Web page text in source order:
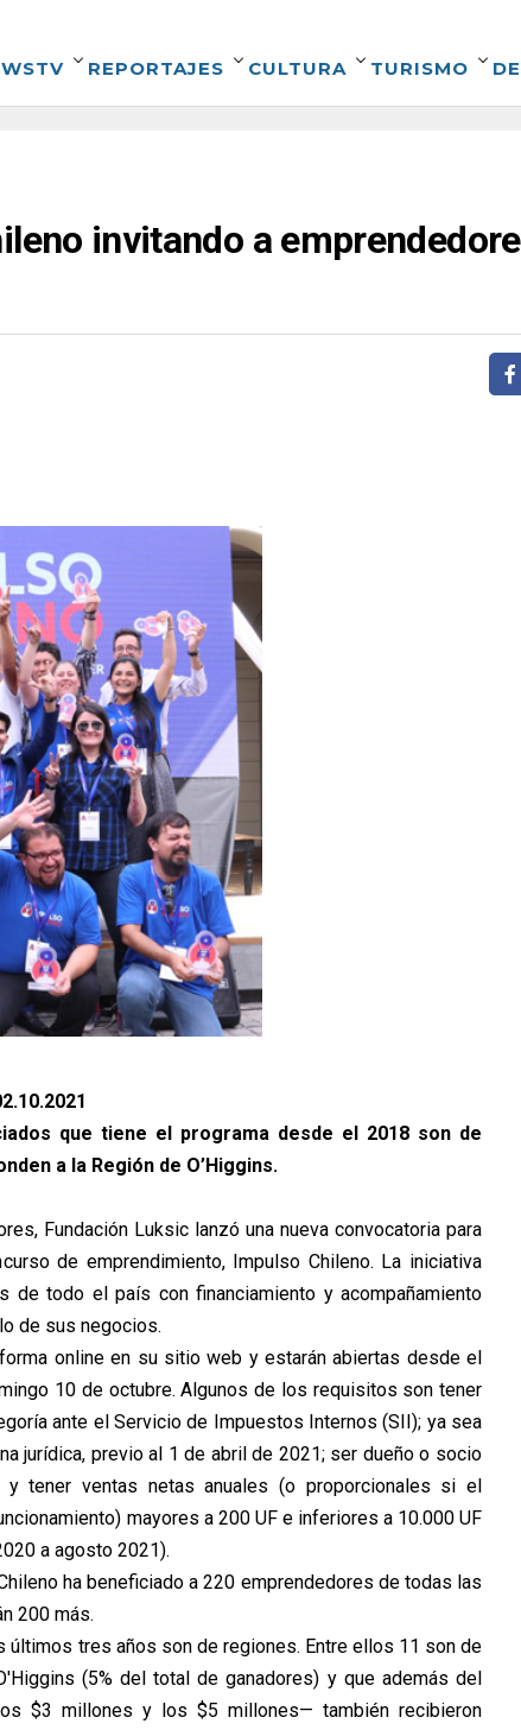
REPORTAJES CULTURA TURISMO
invitando a
que tiene el programa desde el 2018 son de
a la Región de O’Higgins.
Fundación Luksic lanzó una nueva convocatoria para
de emprendimiento, Impulso Chileno. La iniciativa
de todo el país con financiamiento y acompañamiento
de sus negocios.
online en su sitio web y estarán abiertas desde el
10 de octubre. Algunos de los requisitos son tener
ante el Servicio de Impuestos Internos (SII); ya sea
jurídica, previo al 1 de abril de 2021; ser dueño o socio
y tener ventas netas anuales (o proporcionales si el
mayores a 200 UF e inferiores a 10.000 UF
a agosto 2021).
ha beneficiado a 220 emprendedores de todas las
200 más.
últimos tres años son de regiones. Entre ellos 11 son de
(5% del total de ganadores) y que además del
$3 millones y los $5 millones­— también recibieron